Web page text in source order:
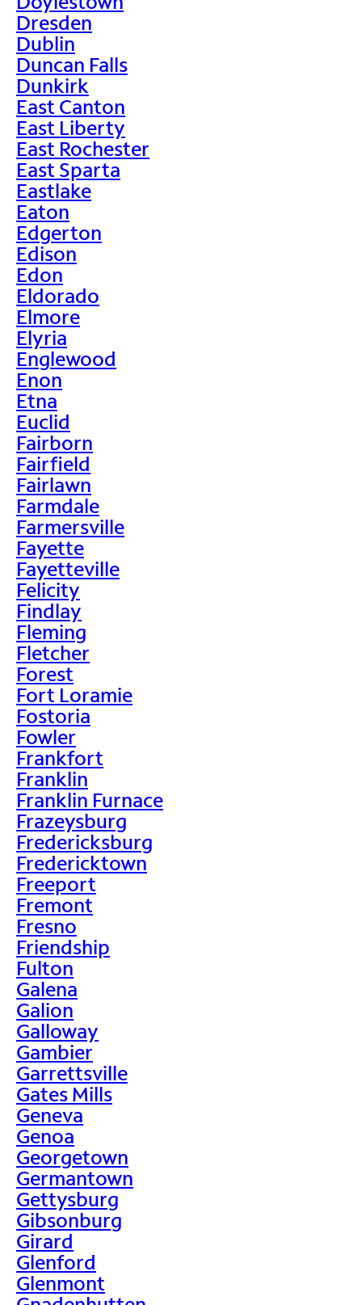
Dresden
Dublin
Duncan Falls
Dunkirk
East Canton
East Liberty
East Rochester
East Sparta
Eastlake
Eaton
Edgerton
Edison
Edon
Eldorado
Elmore
Elyria
Englewood
Enon
Etna
Euclid
Fairborn
Fairfield
Fairlawn
Farmdale
Farmersville
Fayette
Fayetteville
Felicity
Findlay
Fleming
Fletcher
Forest
Fort Loramie
Fostoria
Fowler
Frankfort
Franklin
Franklin Furnace
Frazeysburg
Fredericksburg
Fredericktown
Freeport
Fremont
Fresno
Friendship
Fulton
Galena
Galion
Galloway
Gambier
Garrettsville
Gates Mills
Geneva
Genoa
Georgetown
Germantown
Gettysburg
Gibsonburg
Girard
Glenford
Glenmont